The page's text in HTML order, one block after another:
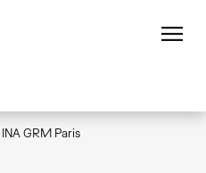
INA GRM Paris